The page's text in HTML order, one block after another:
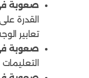
صعوبة
القدرة
تعابير
صعوبة